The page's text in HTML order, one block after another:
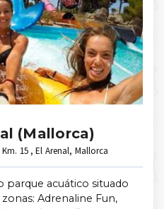
(Mallorca)
15 , El Arenal, Mallorca
parque acuático situado
Adrenaline Fun,